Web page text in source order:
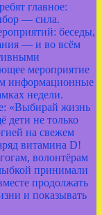
главное:
— сила.
беседы,
— и во всём
мероприятие
информационные
недели.
«Выбирай жизнь
дети не только
на свежем
витамина D!
волонтёрам
принимали
продолжать
и показывать